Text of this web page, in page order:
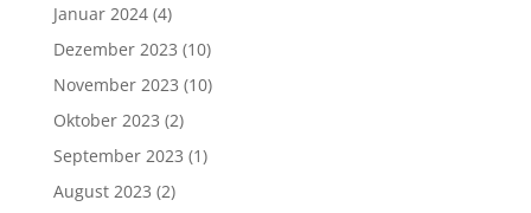
Januar 2024(4)
Dezember 2023 (10)
November 2023 (10)
Oktober 2023 (2)
September 2023 (1)
August 2023 (2)